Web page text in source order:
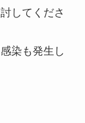
してくださ
染も発生し